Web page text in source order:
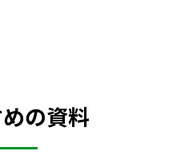
の資料